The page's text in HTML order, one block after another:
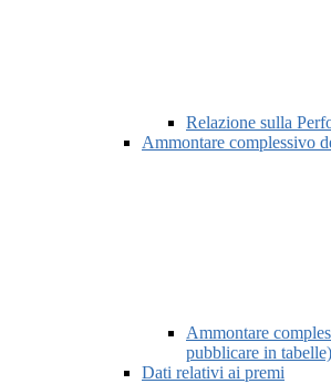
Relazione sulla
Ammontare complessivo
Ammontare
pubblicare in tabelle)
Dati relativi ai premi